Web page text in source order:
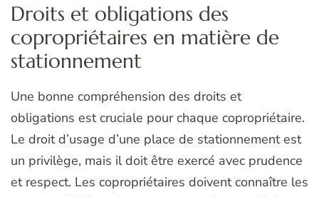
Droits et obligations des
copropriétaires en matière de
stationnement
Une bonne compréhension des droits et
obligations est cruciale pour chaque copropriétaire.
Le droit d’usage d’une place de stationnement est
un privilège, mais il doit être exercé avec prudence
et respect. Les copropriétaires doivent connaître les